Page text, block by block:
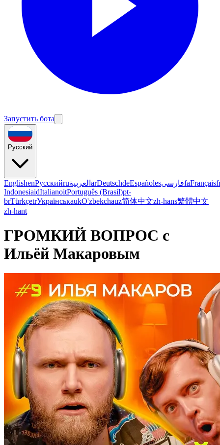
Запустить бота
Русский
EnglishenРусскийruالعربية arDeutschdeEspañolesفارسیfaFrançais
IndonesiaidItalianoitPortuguês (Brasil)pt-
brTürkçetrУкраїнськаukO'zbekchauz简体中文zh-hans繁體中文
zh-hant
ГРОМКИЙ ВОПРОС с
Ильёй Макаровым